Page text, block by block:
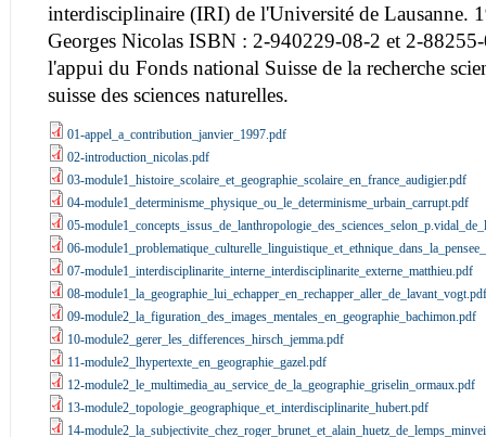
interdisciplinaire (IRI) de l'Université de Lausanne.
Georges Nicolas ISBN : 2-940229-08-2 et 2-
l'appui du Fonds national Suisse de la recherche
suisse des sciences naturelles.
01-appel_a_contribution_janvier_1997.pdf
02-introduction_nicolas.pdf
03-module1_histoire_scolaire_et_geographie_scolaire_en_france_audigier.pdf
04-module1_determinisme_physique_ou_le_determinisme_urbain_carrupt.pdf
05-
06-
07-module1_interdisciplinarite_interne_interdisciplinarite_externe_matthieu.pdf
08-module1_la_geographie_lui_echapper_en_rechapper_aller_de_lavant_vogt.pdf
09-module2_la_figuration_des_images_mentales_en_geographie_bachimon.pdf
10-module2_gerer_les_differences_hirsch_jemma.pdf
11-module2_lhypertexte_en_geographie_gazel.pdf
12-module2_le_multimedia_au_service_de_la_geographie_griselin_ormaux.pdf
13-module2_topologie_geographique_et_interdisciplinarite_hubert.pdf
14-